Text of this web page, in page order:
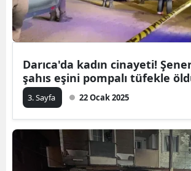
Darıca'da kadın cinayeti!
şahıs eşini pompalı tüfekle
3. Sayfa 22 Ocak 2025